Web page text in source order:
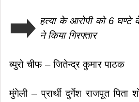
➡️ हत्या के आरोपी को 6 घण्टे
ने किया गिरफ्तार
ब्युरो चीफ – जितेन्द्र कुमार पाठक
मुंगेली – प्रार्थी दुर्गेश राजपूत पिता